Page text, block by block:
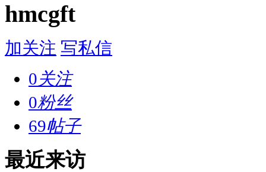
hmcgft
加关注 写私信
0关注
0粉丝
69帖子
最近来访